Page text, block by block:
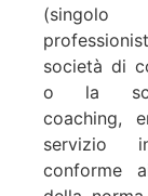
(singolo
società di
o la
coaching,
servizio
conforme